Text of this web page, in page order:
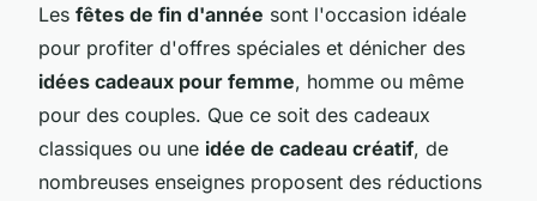
Les fêtes de fin d'année sont l'occasion idéale
pour profiter d'offres spéciales et dénicher des
idées cadeaux pour femme, homme ou même
pour des couples. Que ce soit des cadeaux
classiques ou une idée de cadeau créatif, de
nombreuses enseignes proposent des réductions